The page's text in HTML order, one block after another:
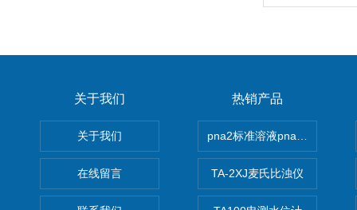
关于我们
关于我们
在线留言
热销产品
pna2标准溶液pna3 pna4
TA-2XJ麦氏比浊仪